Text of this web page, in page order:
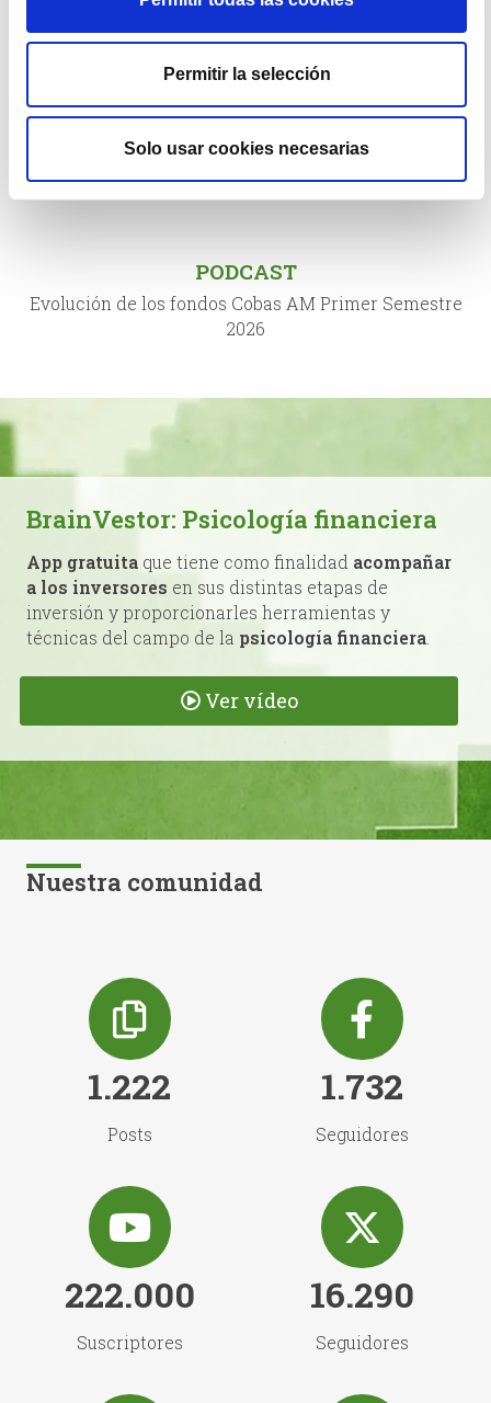
Permitir la selección
Solo usar cookies necesarias
COMENTARIO TRIMESTRAL
Comentario Primer Semestre 2026
VIDEOS
Evolución de los fondos de Cobas AM Primer Semestre
2026
PODCAST
Evolución de los fondos Cobas AM Primer Semestre
2026
BrainVestor: Psicología financiera
App gratuita que tiene como finalidad acompañar
a los inversores en sus distintas etapas de
inversión y proporcionarles herramientas y
técnicas del campo de la psicología financiera
Ver vídeo
Nuestra comunidad
1.222
Posts
1.732
Seguidores
222.000
Suscriptores
16.290
Seguidores